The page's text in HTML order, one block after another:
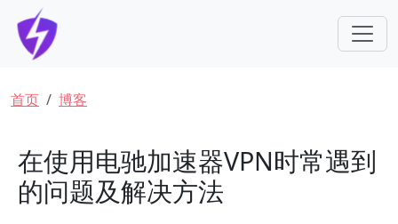
跳转到主要内容
面包屑
首页 博客
在使用电驰加速器VPN时常遇到
的问题及解决方法